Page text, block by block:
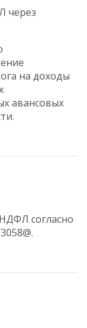
через
на доходы
авансовых
согласно